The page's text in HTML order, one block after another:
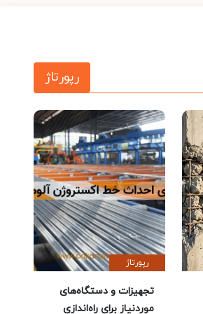
رپورتاژ
رپورتاژ
تجهیزات و دستگاه‌های
موردنیاز برای راه‌اندازی